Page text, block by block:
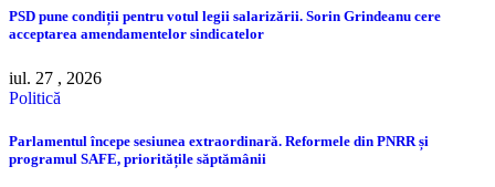
PSD pune condiții pentru votul legii salarizării. Sorin Grindeanu cere
acceptarea amendamentelor sindicatelor
iul. 27 , 2026
Politică
Parlamentul începe sesiunea extraordinară. Reformele din PNRR și
programul SAFE, prioritățile săptămânii